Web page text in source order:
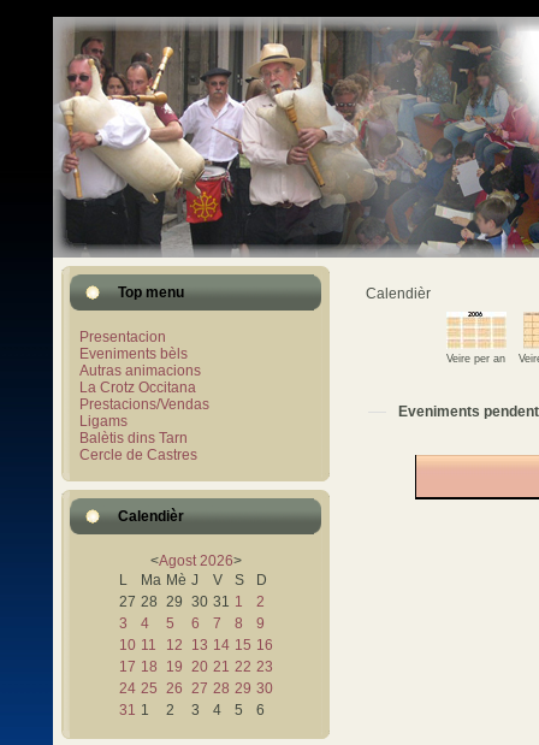
Top menu
Presentacion
Eveniments bèls
Autras animacions
La Crotz Occitana
Prestacions/Vendas
Ligams
Balètis dins Tarn
Cercle de Castres
Calendièr
<Agost 2026>
L
Ma Mè J V S
D
27 28 29 30 31 1
2
3
4 5 6 7 8
9
10 11 12 13 14 15 16
17 18 19 20 21 22 23
24 25 26 27 28 29 30
31 1 2 3 4 5 6
Calendièr
Veire per an
Eveniments pendent